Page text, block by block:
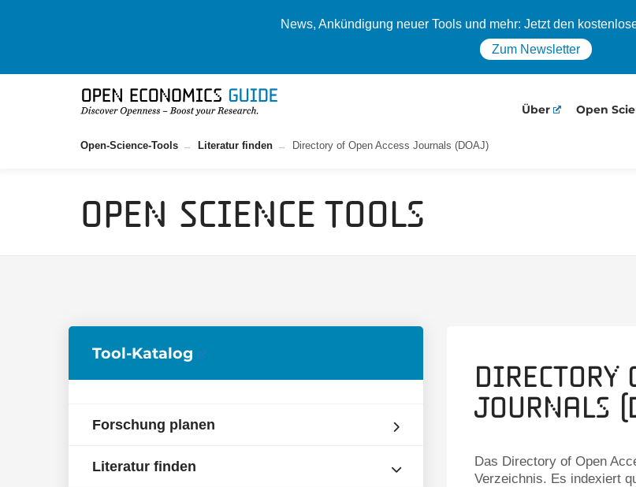
News, Ankündigung neuer Tools und mehr: Jetzt den
Zum Newsletter
Über Open
Open-Science-Tools Literatur finden Directory of Open Access Journals (DOAJ)
Open Science Tools
Tool-Katalog
Forschung planen
Literatur finden
Directory
Journals
Das Directory of Open
Verzeichnis. Es indexiert